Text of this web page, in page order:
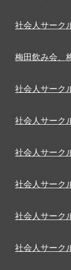
社会人サーク
梅田飲み会、
社会人サーク
社会人サーク
社会人サーク
社会人サーク
社会人サーク
社会人サーク